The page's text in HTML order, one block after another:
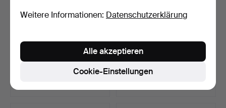
STÜHLE, 3 Stk., Eiche,
3 Tage
BARHOCKER, "About a
Stool 38", weiß lackie…
3 Tage
Schätzwert
Weitere Informationen: Datenschutzerklärung
Cookie-Einstellungen
Alle akzeptieren